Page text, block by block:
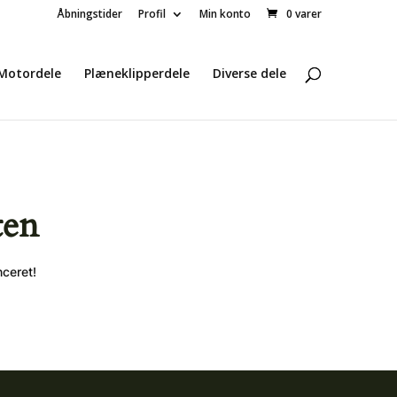
Åbningstider Profil Min konto 0 varer
Plæneklipperdele Diverse dele